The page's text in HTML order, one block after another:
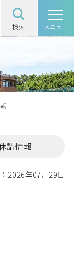
検索
の方
講情報
2026年07月29日